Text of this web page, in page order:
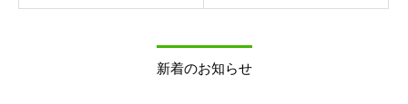
新着のお知らせ